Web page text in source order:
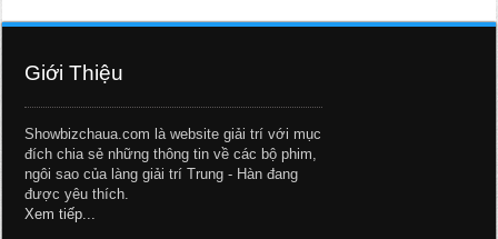
Giới Thiệu
Showbizchaua.com là website giải trí với mục
đích chia sẻ những thông tin về các bộ phim,
ngôi sao của làng giải trí Trung - Hàn đang
được yêu thích.
Xem tiếp...